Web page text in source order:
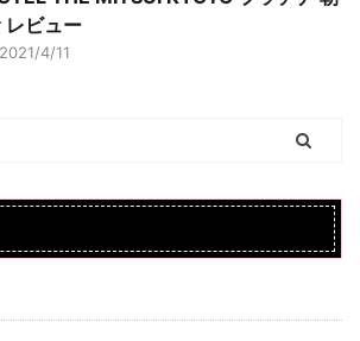
レビュー
2021/4/11